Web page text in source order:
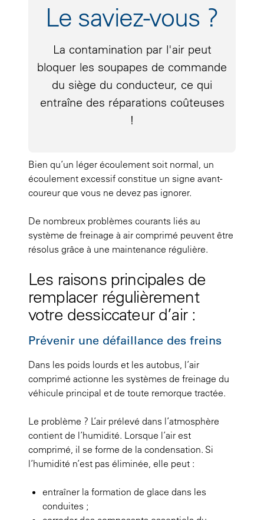
Le saviez-vous ?
La contamination par l'air peut
bloquer les soupapes de commande
du siège du conducteur, ce qui
entraîne des réparations coûteuses
!
Bien qu’un léger écoulement soit normal, un
écoulement excessif constitue un signe avant-
coureur que vous ne devez pas ignorer.
De nombreux problèmes courants liés au
système de freinage à air comprimé peuvent être
résolus grâce à une maintenance régulière.
Les raisons principales de
remplacer régulièrement
votre dessiccateur d’air :
Prévenir une défaillance des freins
Dans les poids lourds et les autobus, l’air
comprimé actionne les systèmes de freinage du
véhicule principal et de toute remorque tractée.
Le problème ? L’air prélevé dans l’atmosphère
contient de l’humidité. Lorsque l’air est
comprimé, il se forme de la condensation. Si
l’humidité n’est pas éliminée, elle peut :
entraîner la formation de glace dans les
conduites ;